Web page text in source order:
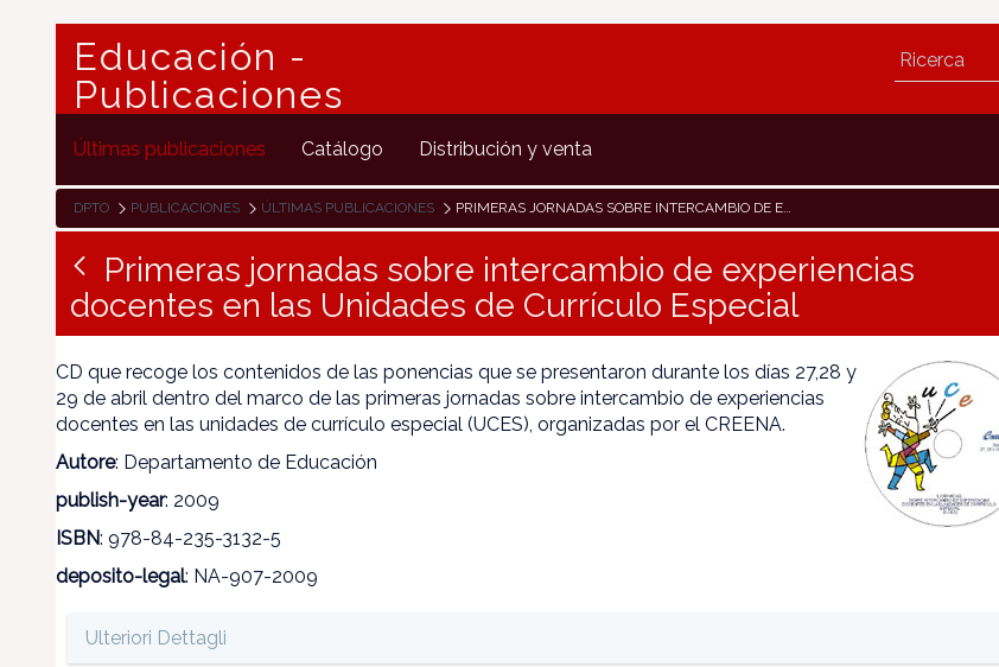
Educación -
Publicaciones
Últimas publicaciones Catálogo Distribución y venta
DPTO PUBLICACIONES ÚLTIMAS PUBLICACIONES PRIMERAS JORNADAS SOBRE INTERCAMBIO DE EXPERIENCIAS DOCENTES EN LAS UNIDADES DE CURRÍCULO ESPECIAL
Primeras jornadas sobre intercambio de experiencias
docentes en las Unidades de Currículo Especial
CD que recoge los contenidos de las ponencias que se presentaron durante los días 27,28 y
29 de abril dentro del marco de las primeras jornadas sobre intercambio de experiencias
docentes en las unidades de currículo especial (UCES), organizadas por el CREENA.
Autore: Departamento de Educación
publish-year: 2009
ISBN: 978-84-235-3132-5
deposito-legal: NA-907-2009
Ulteriori Dettagli